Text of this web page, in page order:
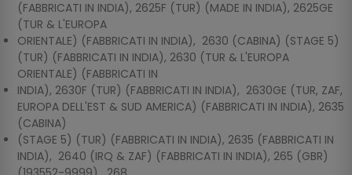
(FABBRICATI IN INDIA), 2625F (TUR) (MADE IN INDIA), 2625GE
(TUR & L'EUROPA
ORIENTALE) (FABBRICATI IN INDIA), 2630 (CABINA) (STAGE 5)
(TUR) (FABBRICATI IN INDIA), 2630 (TUR & L'EUROPA
ORIENTALE) (FABBRICATI IN
INDIA), 2630F (TUR) (FABBRICATI IN INDIA), 2630GE (TUR, ZAF,
EUROPA DELL'EST & SUD AMERICA) (FABBRICATI IN INDIA), 2635
(CABINA)
(STAGE 5) (TUR) (FABBRICATI IN INDIA), 2635 (FABBRICATI IN
INDIA), 2640 (IRQ & ZAF) (FABBRICATI IN INDIA), 265 (GBR)